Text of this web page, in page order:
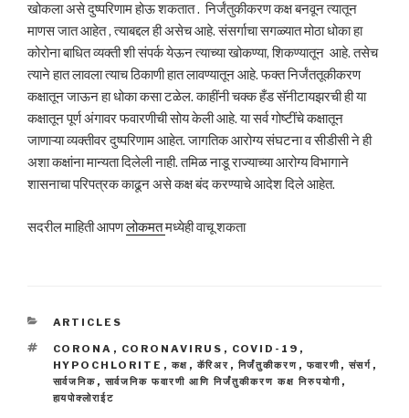
खोकला असे दुष्परिणाम होऊ शकतात . निर्जंतुकीकरण कक्ष बनवून त्यातून
माणस जात आहेत , त्याबद्दल ही असेच आहे. संसर्गाचा सगळ्यात मोठा धोका हा
कोरोना बाधित व्यक्ती शी संपर्क येऊन त्याच्या खोकण्या, शिकण्यातून आहे. तसेच
त्याने हात लावला त्याच ठिकाणी हात लावण्यातून आहे. फक्त निर्जंततूकीकरण
कक्षातून जाऊन हा धोका कसा टळेल. काहींनी चक्क हँड सॅनीटायझरची ही या
कक्षातून पूर्ण अंगावर फवारणीची सोय केली आहे. या सर्व गोष्टींचे कक्षातून
जाणाऱ्या व्यक्तीवर दुष्परिणाम आहेत. जागतिक आरोग्य संघटना व सीडीसी ने ही
अशा कक्षांना मान्यता दिलेली नाही. तमिळ नाडू राज्याच्या आरोग्य विभागाने
शासनाचा परिपत्रक काढून असे कक्ष बंद करण्याचे आदेश दिले आहेत.
सदरील माहिती आपणलोकमतमध्येही वाचू शकता
CATEGORIES
ARTICLES
TAGS
CORONA , CORONAVIRUS , COVID-19 ,
HYPOCHLORITE , कक्ष , कॅरिअर , निर्जंतुकीकरण , फवारणी , संसर्ग ,
सार्वजनिक , सार्वजनिक फवारणी आणि निर्जंतुकीकरण कक्ष निरुपयोगी ,
हायपोक्लोराईट